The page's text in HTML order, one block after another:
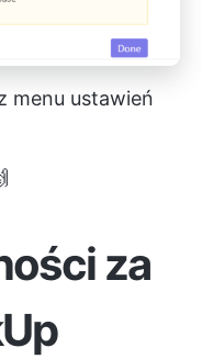
menu ustawień
za